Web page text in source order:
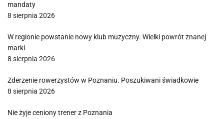
mandaty
8 sierpnia 2026
W regionie powstanie nowy klub muzyczny. Wielki powrót znanej
marki
8 sierpnia 2026
Zderzenie rowerzystów w Poznaniu. Poszukiwani świadkowie
8 sierpnia 2026
Nie żyje ceniony trener z Poznania